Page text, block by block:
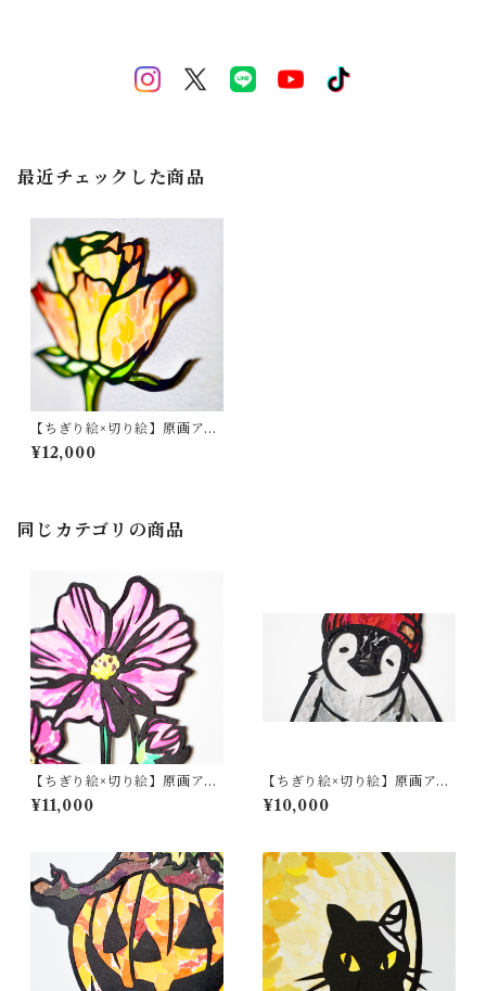
最近チェックした商品
【ちぎり絵×切り絵】原画アー
ト『anata-dake（あなただ
け）』
¥12,000
同じカテゴリの商品
【ちぎり絵×切り絵】原画アー
ト『cos-mos（コスモス）』
¥11,000
【ちぎり絵×切り絵】原画アー
ト『co-co（ペンギンのコ
コ）』
¥10,000